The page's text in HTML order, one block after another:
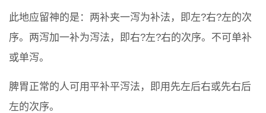
此地应留神的是：两补夹一泻为补法，即左?右?左的次
序。两泻加一补为泻法，即右?左?右的次序。不可单补
或单泻。
脾胃正常的人可用平补平泻法，即用先左后右或先右后
左的次序。